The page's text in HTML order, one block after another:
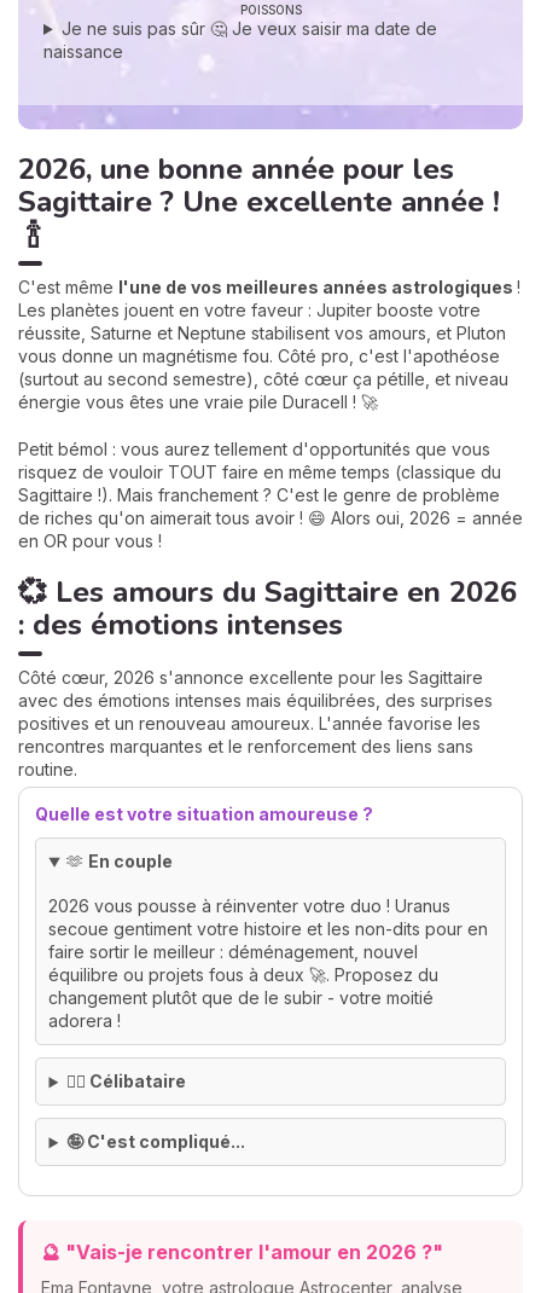
POISSONS
Je ne suis pas sûr 🤔 Je veux saisir ma date de
naissance
2026, une bonne année pour les
Sagittaire ? Une excellente année !
🍾
C'est même l'une de vos meilleures années astrologiques !
Les planètes jouent en votre faveur : Jupiter booste votre
réussite, Saturne et Neptune stabilisent vos amours, et Pluton
vous donne un magnétisme fou. Côté pro, c'est l'apothéose
(surtout au second semestre), côté cœur ça pétille, et niveau
énergie vous êtes une vraie pile Duracell ! 🚀
Petit bémol : vous aurez tellement d'opportunités que vous
risquez de vouloir TOUT faire en même temps (classique du
Sagittaire !). Mais franchement ? C'est le genre de problème
de riches qu'on aimerait tous avoir ! 😄 Alors oui, 2026 = année
en OR pour vous !
💞 Les amours du Sagittaire en 2026
: des émotions intenses
Côté cœur, 2026 s'annonce excellente pour les Sagittaire
avec des émotions intenses mais équilibrées, des surprises
positives et un renouveau amoureux. L'année favorise les
rencontres marquantes et le renforcement des liens sans
routine.
Quelle est votre situation amoureuse ?
🫶 En couple
2026 vous pousse à réinventer votre duo ! Uranus
secoue gentiment votre histoire et les non-dits pour en
faire sortir le meilleur : déménagement, nouvel
équilibre ou projets fous à deux 🚀. Proposez du
changement plutôt que de le subir - votre moitié
adorera !
🙂‍↕️ Célibataire
🤪 C'est compliqué...
🔮 "Vais-je rencontrer l'amour en 2026 ?"
Ema Fontayne, votre astrologue Astrocenter, analyse